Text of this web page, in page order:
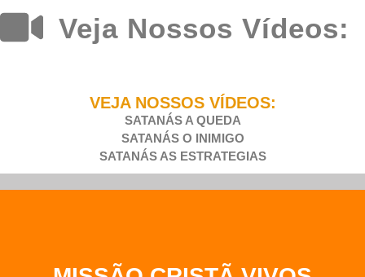
Veja Nossos Vídeos:
VEJA NOSSOS VÍDEOS:
SATANÁS A QUEDA
SATANÁS O INIMIGO
SATANÁS AS ESTRATEGIAS